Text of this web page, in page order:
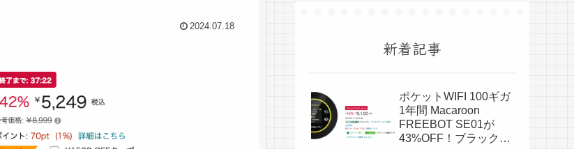
2024.07.18
新着記事
ポケットWIFI 100ギガ
1年間 Macaroon
FREEBOT SE01が
43%OFF！ブラックフ